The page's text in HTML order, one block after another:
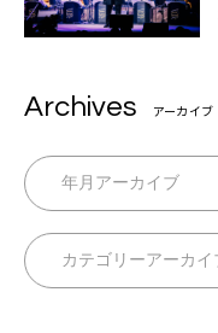
Archives アーカイブ